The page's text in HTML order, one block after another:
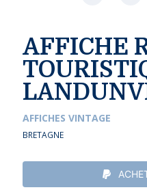
AFFICHE
AFFICHES VINTAGE
BRETAGNE